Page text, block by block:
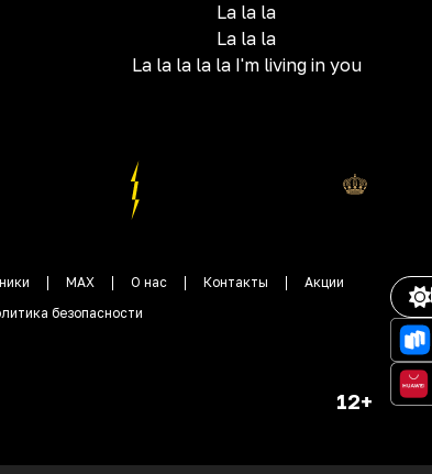
La la la
La la la
La la la la la I'm living in you
MAX О нас Контакты
Акции
безопасности
12+